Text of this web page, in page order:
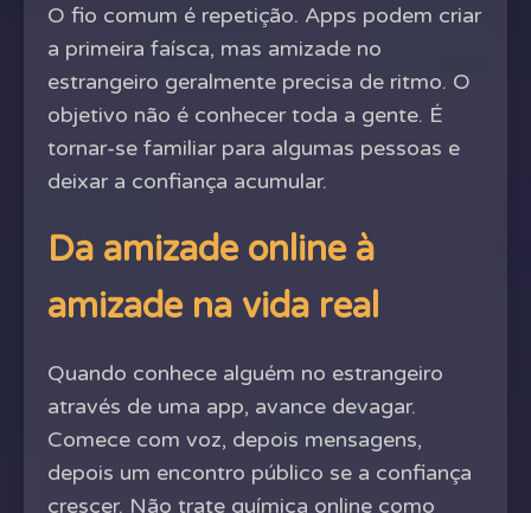
O fio comum é repetição. Apps podem criar
a primeira faísca, mas amizade no
estrangeiro geralmente precisa de ritmo. O
objetivo não é conhecer toda a gente. É
tornar-se familiar para algumas pessoas e
deixar a confiança acumular.
Da amizade online à
amizade na vida real
Quando conhece alguém no estrangeiro
através de uma app, avance devagar.
Comece com voz, depois mensagens,
depois um encontro público se a confiança
crescer. Não trate química online como